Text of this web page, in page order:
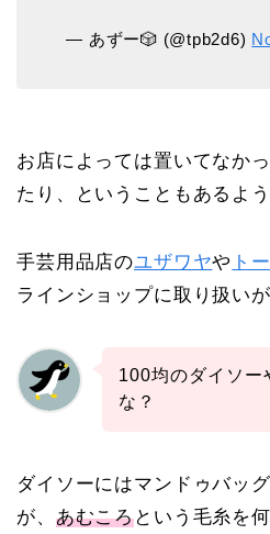
— あずー🎲 (@tpb2d6)
お店によっては置いてなか
たり、ということもあるよう
手芸用品店のユザワヤや ト
ラインショップに取り扱い
100均のダイソー
な？
ダイソーにはマンドゥバッ
が、 あむころという毛糸を